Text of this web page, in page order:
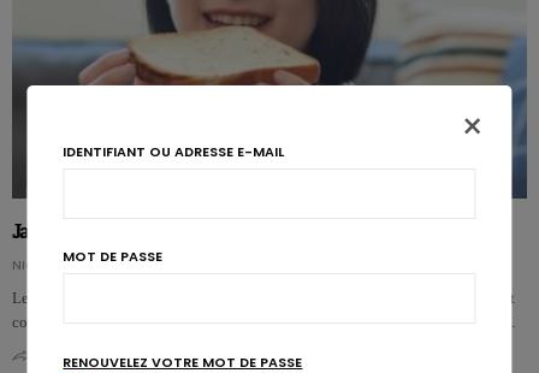
Japon : moins de riz, plus de pain et de cholestérol
NICOLAS GUGGENBÜHL
Le Japon est un des pays avec la cholestérolémie la plus basse au monde, tout
comme le taux de maladies cardiovasculaires (MCV). Mais depuis quelque …
0
×
IDENTIFIANT OU ADRESSE E-MAIL
MOT DE PASSE
RENOUVELEZ VOTRE MOT DE PASSE